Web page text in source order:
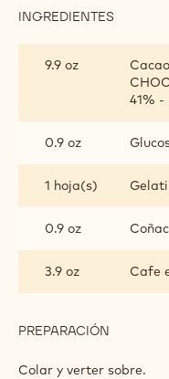
INGREDIENTES
CAFÉ
COÑAC
9.9 oz
41% -
0.9 oz
1 hoja(s)
0.9 oz Coñac
3.9 oz Cafe
PREPARACIÓN
ALUNGA™,
Colar y verter sobre.